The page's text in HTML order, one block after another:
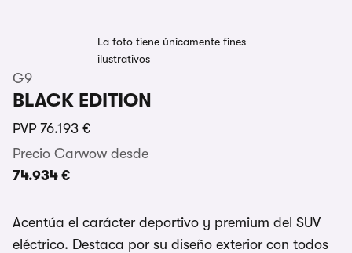
La foto tiene únicamente fines
ilustrativos
G9
BLACK EDITION
PVP 76.193 €
Precio Carwow desde
74.934 €
Acentúa el carácter deportivo y premium del SUV
eléctrico. Destaca por su diseño exterior con todos